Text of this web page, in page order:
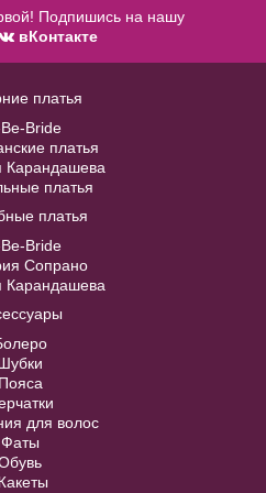
46
короткая
Подпишись на нашу
вКонтакте
платья
Bride
платья
Карандашева
платья
платья
Bride
Сопрано
Карандашева
Пояса
для волос
Фаты